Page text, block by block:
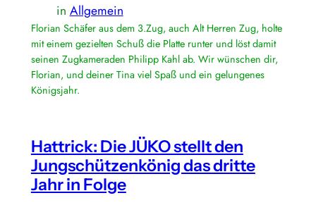
in Allgemein
Florian Schäfer aus dem 3.Zug, auch Alt Herren Zug, holte
mit einem gezielten Schuß die Platte runter und löst damit
seinen Zugkameraden Philipp Kahl ab. Wir wünschen dir,
Florian, und deiner Tina viel Spaß und ein gelungenes
Königsjahr.
Hattrick: Die JÜKO stellt den
Jungschützenkönig das dritte
Jahr in Folge